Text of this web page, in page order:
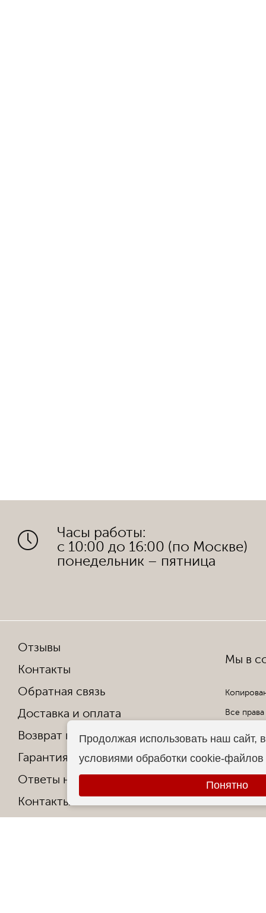
Часы работы:
с 10:00 до 16:00 (по Москве)
понедельник – пятница
Отзывы
Контакты
Обратная связь
Доставка и оплата
Возврат и обмен
Гарантия от производителя
Ответы на частые вопросы
Контакты
Мы в
Все
Продолжая использовать наш сайт,
условиями обработки cookie-
Понятно